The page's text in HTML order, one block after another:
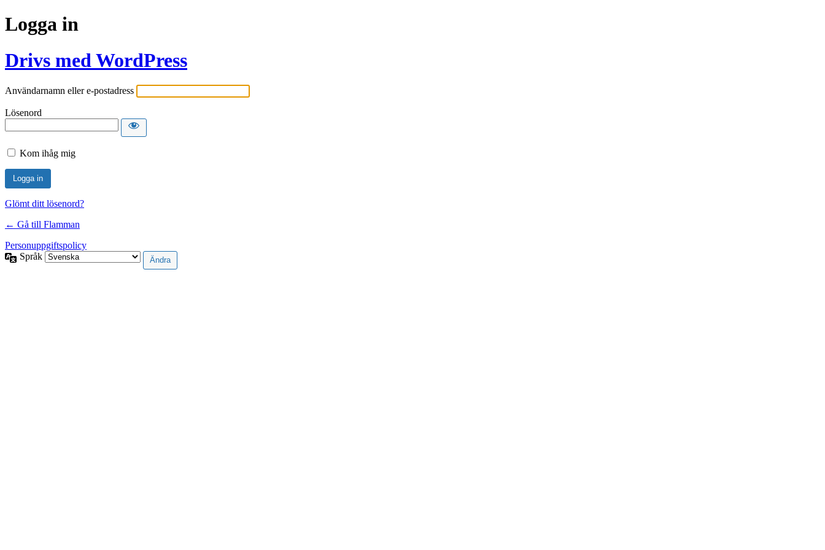
Logga in
Drivs med WordPress
Användarnamn eller e-postadress
Lösenord
Kom ihåg mig
Glömt ditt lösenord?
← Gå till Flamman
Personuppgiftspolicy
Språk